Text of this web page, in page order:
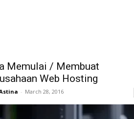
Memulai / Membuat
Web Hosting
- March 28, 2016